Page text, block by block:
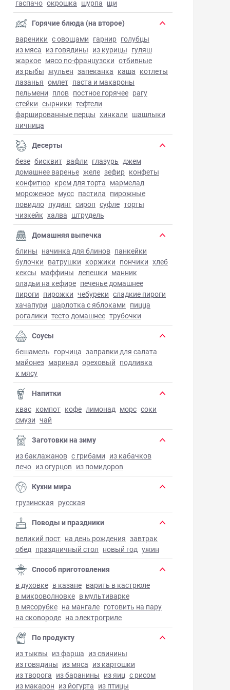
гаспачо окрошка шурпа щи
Горячие блюда (на второе)
вареники с овощами гарнир голубцы
из мяса из говядины из курицы гуляш
жаркое мясо по-французски отбивные
из рыбы жульен запеканка каша котлеты
лазанья омлет паста и макароны
пельмени плов постное горячее рагу
стейки сырники тефтели
фаршированные перцы хинкали шашлыки
яичница
Десерты
безе бисквит вафли глазурь джем
домашнее варенье желе зефир конфеты
конфитюр крем для торта мармелад
мороженое мусс пастила пирожные
повидло пудинг сироп суфле торты
чизкейк халва штрудель
Домашняя выпечка
блины начинка для блинов панкейки
булочки ватрушки коржики пончики хлеб
кексы маффины лепешки манник
оладьи на кефире печенье домашнее
пироги пирожки чебуреки сладкие пироги
хачапури шарлотка с яблоками пицца
рогалики тесто домашнее трубочки
Соусы
бешамель горчица заправки для салата
майонез маринад ореховый подливка
к мясу
Напитки
квас компот кофе лимонад морс соки
смузи чай
Заготовки на зиму
из баклажанов с грибами из кабачков
лечо из огурцов из помидоров
Кухни мира
грузинская русская
Поводы и праздники
великий пост на день рождения завтрак
обед праздничный стол новый год ужин
Способ приготовления
в духовке в казане варить в кастрюле
в микроволновке в мультиварке
в мясорубке на мангале готовить на пару
на сковороде на электрогриле
По продукту
из тыквы из фарша из свинины
из говядины из мяса из картошки
из творога из баранины из яиц с рисом
из макарон из йогурта из птицы